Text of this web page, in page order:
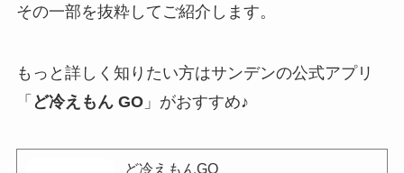
その一部を抜粋してご紹介します。
もっと詳しく知りたい方はサンデンの公式アプリ
「 ど冷えもん GO」がおすすめ♪
ど冷えもんGO